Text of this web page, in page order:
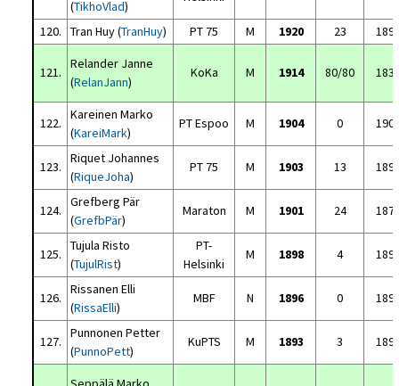
(TikhoVlad)
120. Tran Huy (TranHuy) PT 75 M 1920 23
121.
Relander Janne
(RelanJann)
KoKa M 1914 80/80
122.
Kareinen Marko
(KareiMark)
PT Espoo M 1904 0
123.
Riquet Johannes
(RiqueJoha)
PT 75 M 1903 13
124.
Grefberg Pär
(GrefbPär)
Maraton M 1901 24
125.
Tujula Risto
(TujulRist)
PT-
Helsinki
M 1898 4
126.
Rissanen Elli
(RissaElli)
MBF N 1896 0
127.
Punnonen Petter
(PunnoPett)
KuPTS M 1893 3